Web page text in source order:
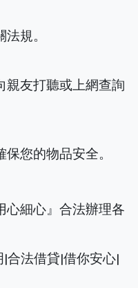
規。
親友打聽或上網查詢
您的物品安全。
心細心』合法辦理各
合法借貸|借你安心|